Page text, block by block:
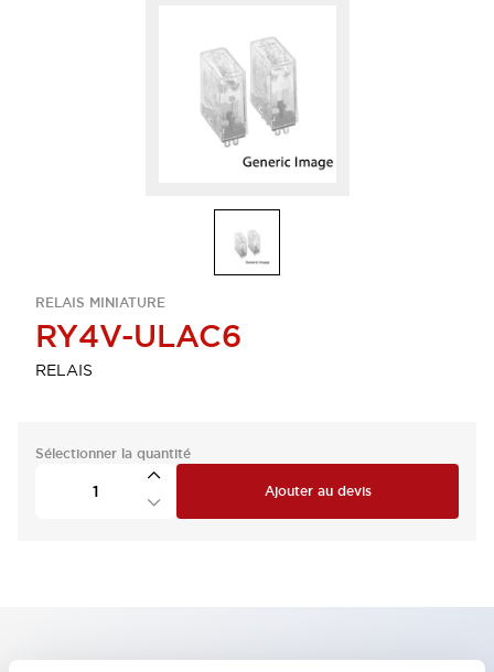
RELAIS MINIATURE
RY4V-ULAC6
RELAIS
Sélectionner la quantité
Ajouter au devis